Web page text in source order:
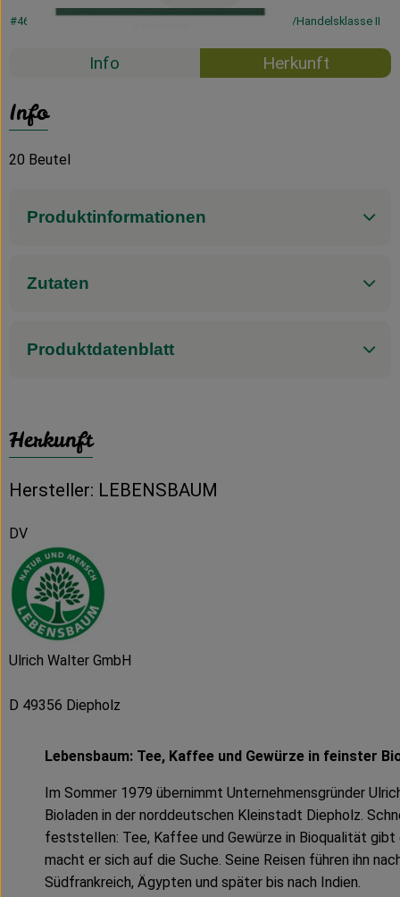
#46012 Handelsklasse II
Info Herkunft
Info
20 Beutel
Produktinformationen
Zutaten
Produktdatenblatt
Herkunft
Hersteller: LEBENSBAUM
DV
Ulrich Walter GmbH
D 49356 Diepholz
Lebensbaum: Tee, Kaffee und Gewürze in feinster
Im Sommer 1979 übernimmt Unternehmensgründer
Bioladen in der norddeutschen Kleinstadt Diepholz.
feststellen: Tee, Kaffee und Gewürze in Bioqualität gibt
macht er sich auf die Suche. Seine Reisen führen ihn
Südfrankreich, Ägypten und später bis nach Indien.